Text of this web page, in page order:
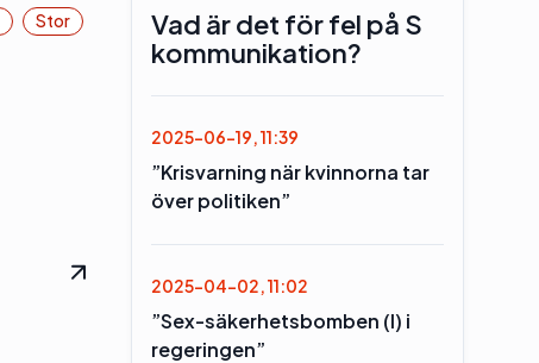
Stor
Vad är det för fel på S
kommunikation?
2025-06-19, 11:39
”Krisvarning när kvinnorna tar
över politiken”
2025-04-02, 11:02
”Sex-säkerhetsbomben (l) i
regeringen”